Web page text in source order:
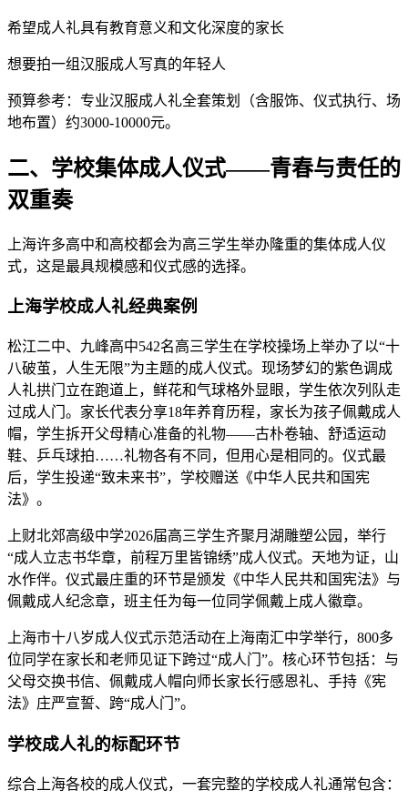
希望成人礼具有教育意义和文化深度的家长
想要拍一组汉服成人写真的年轻人
预算参考：专业汉服成人礼全套策划（含服饰、仪式执行、场
地布置）约3000-10000元。
二、学校集体成人仪式——青春与责任的
双重奏
上海许多高中和高校都会为高三学生举办隆重的集体成人仪
式，这是最具规模感和仪式感的选择。
上海学校成人礼经典案例
松江二中、九峰高中542名高三学生在学校操场上举办了以“十
八破茧，人生无限”为主题的成人仪式。现场梦幻的紫色调成
人礼拱门立在跑道上，鲜花和气球格外显眼，学生依次列队走
过成人门。家长代表分享18年养育历程，家长为孩子佩戴成人
帽，学生拆开父母精心准备的礼物——古朴卷轴、舒适运动
鞋、乒乓球拍……礼物各有不同，但用心是相同的。仪式最
后，学生投递“致未来书”，学校赠送《中华人民共和国宪
法》。
上财北郊高级中学2026届高三学生齐聚月湖雕塑公园，举行
“成人立志书华章，前程万里皆锦绣”成人仪式。天地为证，山
水作伴。仪式最庄重的环节是颁发《中华人民共和国宪法》与
佩戴成人纪念章，班主任为每一位同学佩戴上成人徽章。
上海市十八岁成人仪式示范活动在上海南汇中学举行，800多
位同学在家长和老师见证下跨过“成人门”。核心环节包括：与
父母交换书信、佩戴成人帽向师长家长行感恩礼、手持《宪
法》庄严宣誓、跨“成人门”。
学校成人礼的标配环节
综合上海各校的成人仪式，一套完整的学校成人礼通常包含：